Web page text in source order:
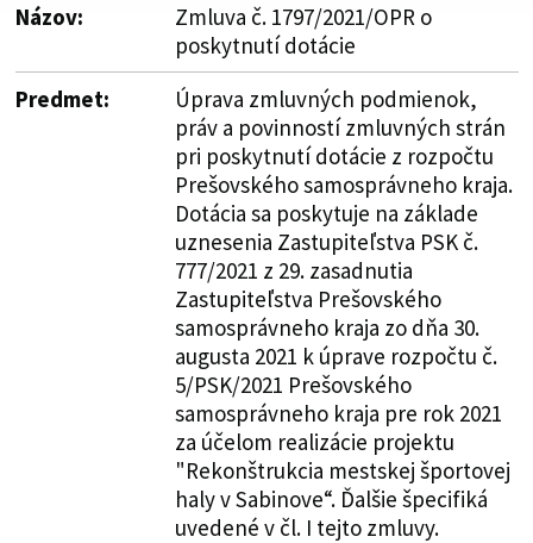
Názov:
Zmluva č. 1797/2021/OPR o
poskytnutí dotácie
Predmet:
Úprava zmluvných podmienok,
práv a povinností zmluvných strán
pri poskytnutí dotácie z rozpočtu
Prešovského samosprávneho kraja.
Dotácia sa poskytuje na základe
uznesenia Zastupiteľstva PSK č.
777/2021 z 29. zasadnutia
Zastupiteľstva Prešovského
samosprávneho kraja zo dňa 30.
augusta 2021 k úprave rozpočtu č.
5/PSK/2021 Prešovského
samosprávneho kraja pre rok 2021
za účelom realizácie projektu
"Rekonštrukcia mestskej športovej
haly v Sabinove“. Ďalšie špecifiká
uvedené v čl. I tejto zmluvy.